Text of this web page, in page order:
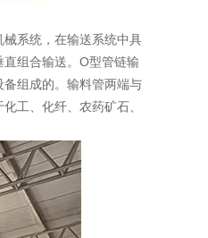
系统，在输送系统中具
组合输送。O型管链输
组成的。输料管两端与
工、化纤、农药矿石、